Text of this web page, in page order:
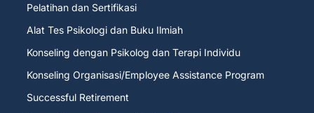
Pelatihan dan Sertifikasi
Alat Tes Psikologi dan Buku Ilmiah
Konseling dengan Psikolog dan Terapi Individu
Konseling Organisasi/Employee Assistance Program
Successful Retirement